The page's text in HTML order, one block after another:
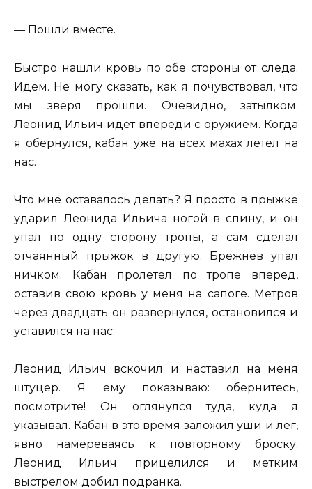
— Пошли вместе.
Быстро нашли кровь по обе стороны от следа.
Идем. Не могу сказать, как я почувствовал, что
мы зверя прошли. Очевидно, затылком.
Леонид Ильич идет впереди с оружием. Когда
я обернулся, кабан уже на всех махах летел на
нас.
Что мне оставалось делать? Я просто в прыжке
ударил Леонида Ильича ногой в спину, и он
упал по одну сторону тропы, а сам сделал
отчаянный прыжок в другую. Брежнев упал
ничком. Кабан пролетел по тропе вперед,
оставив свою кровь у меня на сапоге. Метров
через двадцать он развернулся, остановился и
уставился на нас.
Леонид Ильич вскочил и наставил на меня
штуцер. Я ему показываю: обернитесь,
посмотрите! Он оглянулся туда, куда я
указывал. Кабан в это время заложил уши и лег,
явно намереваясь к повторному броску.
Леонид Ильич прицелился и метким
выстрелом добил подранка.